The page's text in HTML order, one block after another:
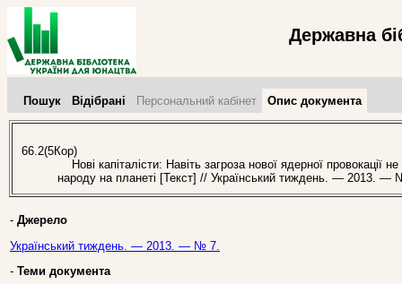
Державна
Пошук Відібрані Персональний кабінет Опис документа
66.2(5Кор)
Нові капіталісти: Навіть загроза нової ядерної провокації
народу на планеті [Текст] // Український тиждень. — 2013.
- Джерело
Український тиждень. — 2013. — № 7.
- Теми документа